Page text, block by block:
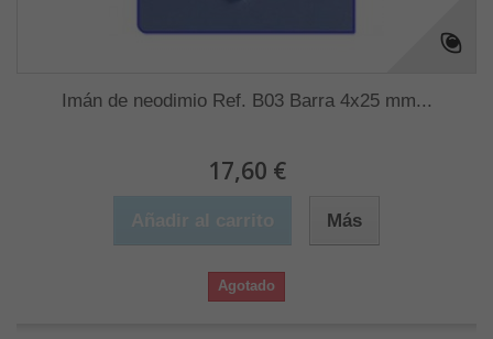
Imán de neodimio Ref. B03 Barra 4x25 mm...
17,60 €
Más
Agotado